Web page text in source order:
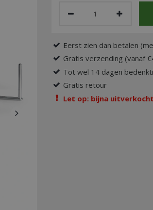
Eerst zien dan betalen
Gratis verzending (vanaf
Tot wel 14 dagen
Gratis retour
Let op: bijna